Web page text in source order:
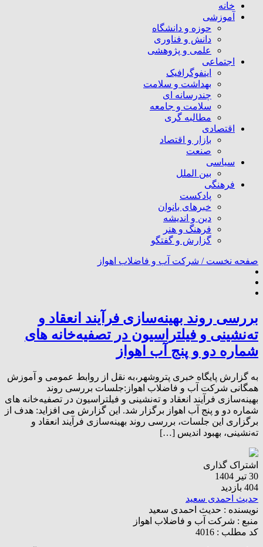
خانه
آموزشی
حوزه و دانشگاه
دانش و فناوری
علمی و پژوهشی
اجتماعی
اینفوگرافیک
بهداشت و سلامت
چندرسانه ای
سلامت و جامعه
مطالبه گری
اقتصادی
بازار و اقتصاد
صنعت
سیاسی
بین الملل
فرهنگی
پادکست
خبرهای بانوان
دین و اندیشه
فرهنگ و هنر
گزارش و گفتگو
صفحه نخست / شرکت آب و فاضلاب اهواز
بررسی روند بهینه‌سازی فرآیند انعقاد و
ته‌نشینی و فیلتراسیون در تصفیه‌خانه های
شماره دو و پنج آب اهواز
به گزارش پایگاه خبری پتروشهر،به نقل از روابط عمومی و آموزش
همگانی شرکت آب و فاضلاب اهواز:جلسات بررسی روند
بهینه‌سازی فرآیند انعقاد و ته‌نشینی و فیلتراسیون در تصفیه‌خانه های
شماره دو و پنج آب اهواز برگزار شد. این گزارش می افزاید: هدف از
برگزاری این جلسات، بررسی روند بهینه‌سازی فرآیند انعقاد و
ته‌نشینی، بهبود اندیس […]
اشتراک گذاری
30 تیر 1404
404 بازدید
حدیث احمدی سعید
نویسنده : حدیث احمدی سعید
منبع : شرکت آب و فاضلاب اهواز
کد مطلب : 4016